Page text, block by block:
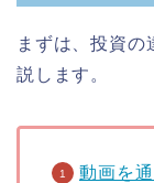
まずは、投資の
説します。
動画を